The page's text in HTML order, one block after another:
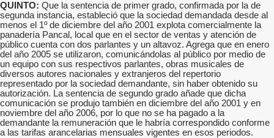
QUINTO: Que la sentencia de primer grado, confirmada por la de
segunda instancia, estableció que la sociedad demandada desde al
menos el 1º de diciembre del año 2001 explota comercialmente la
panadería Pancal, local que en el sector de ventas y atención de
público cuenta con dos parlantes y un altavoz. Agrega que en enero
del año 2005 se utilizaron, comunicándolas al público por medio de
un equipo con sus respectivos parlantes, obras musicales de
diversos autores nacionales y extranjeros del repertorio
representado por la sociedad demandante, sin haber obtenido su
autorización. La sentencia de segundo grado añade que dicha
comunicación se produjo también en diciembre del año 2001 y en
noviembre del año 2006, por lo que no se ha pagado a la
demandante la remuneración que le habría correspondido conforme
a las tarifas arancelarias mensuales vigentes en esos periodos.